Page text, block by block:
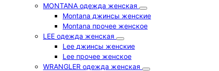
MONTANA одежда женская
Montana джинсы женские
Montana прочее женское
LEE одежда женская
Lee джинсы женские
Lee прочее женское
WRANGLER одежда женская